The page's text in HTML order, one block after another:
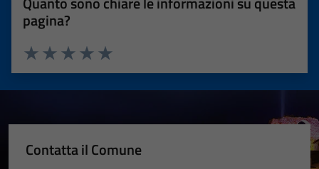
pagina?
Valuta 5 stelle su 5
Valuta 4 stelle su 5
Valuta 3 stelle su 5
Valuta 2 stelle su 5
Valuta 1 stelle su 5
Contatta il Comune